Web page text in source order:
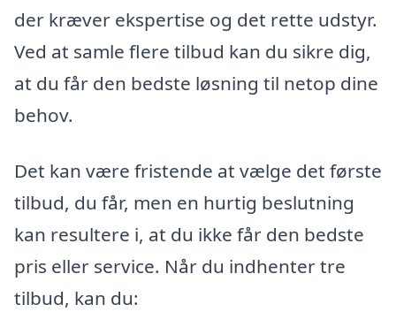
der kræver ekspertise og det rette udstyr.
Ved at samle flere tilbud kan du sikre dig,
at du får den bedste løsning til netop dine
behov.
Det kan være fristende at vælge det første
tilbud, du får, men en hurtig beslutning
kan resultere i, at du ikke får den bedste
pris eller service. Når du indhenter tre
tilbud, kan du: